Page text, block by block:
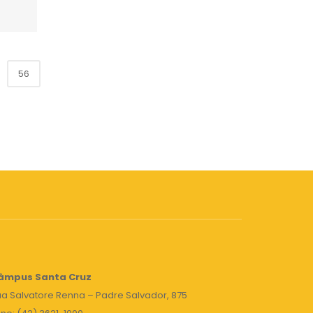
56
Santa Cruz
Salvatore Renna – Padre Salvador, 875